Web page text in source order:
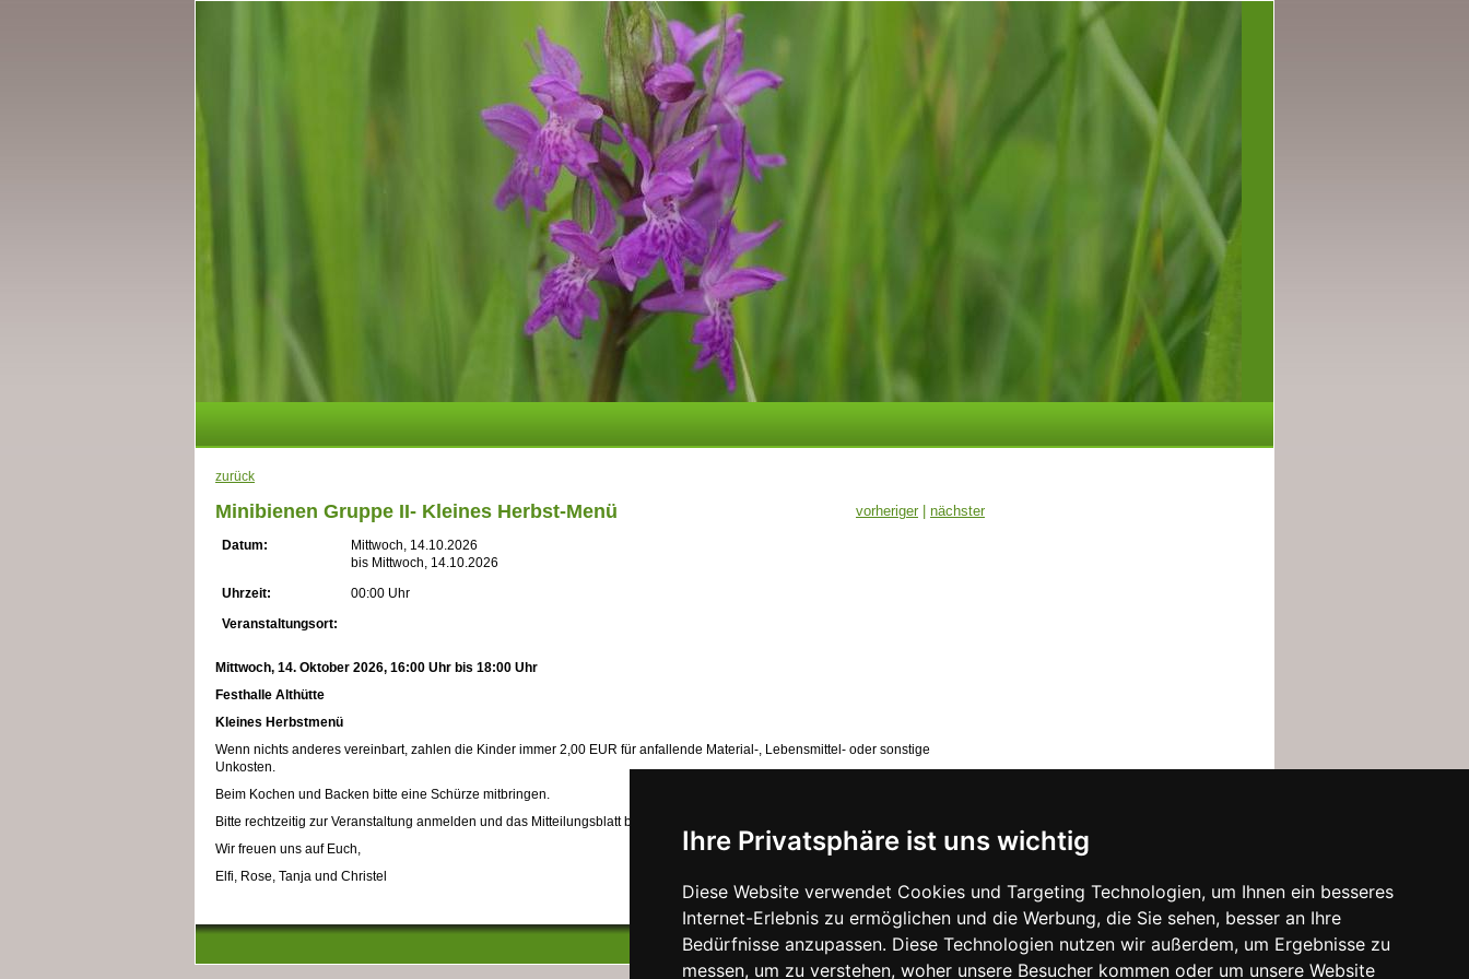
Ihre Privatsphäre ist uns wichtig
Diese Website verwendet Cookies und Targeting Technologien, um Ihnen ein besseres
Internet-Erlebnis zu ermöglichen und die Werbung, die Sie sehen, besser an Ihre
Bedürfnisse anzupassen. Diese Technologien nutzen wir außerdem, um Ergebnisse zu
messen, um zu verstehen, woher unsere Besucher kommen oder um unsere Website
zurück
Minibienen Gruppe II- Kleines Herbst-Menü vorheriger| nächster
Datum:
Mittwoch, 14.10.2026
bis Mittwoch, 14.10.2026
Uhrzeit:
00:00 Uhr
Veranstaltungsort:
Mittwoch, 14. Oktober 2026, 16:00 Uhr bis 18:00 Uhr
Festhalle Althütte
Kleines Herbstmenü
Wenn nichts anderes vereinbart, zahlen die Kinder immer 2,00 EUR für anfallende Material-, Lebensmittel- oder sonstige
Unkosten.
Beim Kochen und Backen bitte eine Schürze mitbringen.
Bitte rechtzeitig zur Veranstaltung anmelden und das Mitteilungsblatt beachten, da Änderungen möglich sind!
Wir freuen uns auf Euch,
Elfi, Rose, Tanja und Christel